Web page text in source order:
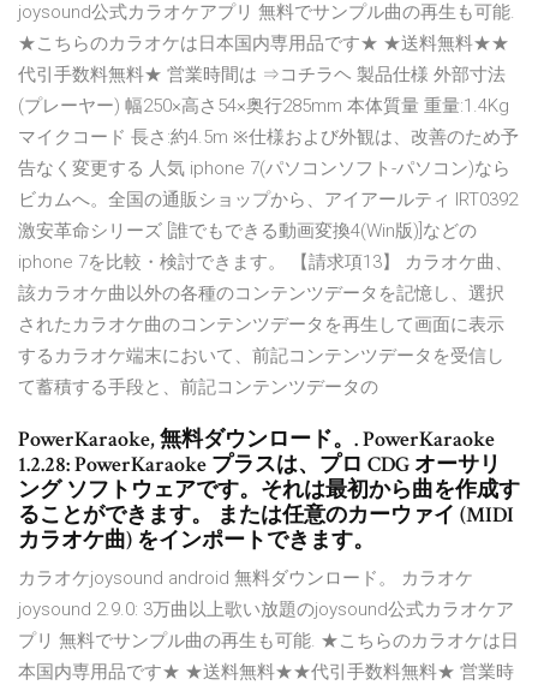
joysound公式カラオケアプリ 無料でサンプル曲の再生も可能.
★こちらのカラオケは日本国内専用品です★ ★送料無料★★
代引手数料無料★ 営業時間は ⇒コチラヘ 製品仕様 外部寸法
(プレーヤー) 幅250×高さ54×奥行285mm 本体質量 重量:1.4Kg
マイクコード 長さ:約4.5m ※仕様および外観は、改善のため予
告なく変更する 人気 iphone 7(パソコンソフト-パソコン)なら
ビカムへ。全国の通販ショップから、アイアールティ IRT0392
激安革命シリーズ [誰でもできる動画変換4(Win版)]などの
iphone 7を比較・検討できます。 【請求項13】 カラオケ曲、
該カラオケ曲以外の各種のコンテンツデータを記憶し、選択
されたカラオケ曲のコンテンツデータを再生して画面に表示
するカラオケ端末において、前記コンテンツデータを受信し
て蓄積する手段と、前記コンテンツデータの
PowerKaraoke, 無料ダウンロード。. PowerKaraoke
1.2.28: PowerKaraoke プラスは、プロ CDG オーサリ
ング ソフトウェアです。それは最初から曲を作成す
ることができます。 または任意のカーウァイ (MIDI
カラオケ曲) をインポートできます。
カラオケjoysound android 無料ダウンロード。 カラオケ
joysound 2.9.0: 3万曲以上歌い放題のjoysound公式カラオケア
プリ 無料でサンプル曲の再生も可能. ★こちらのカラオケは日
本国内専用品です★ ★送料無料★★代引手数料無料★ 営業時